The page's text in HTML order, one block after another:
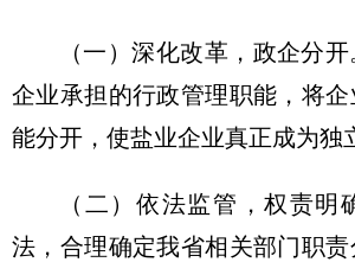
（一）深化改革，政企分开
企业承担的行政管理职能，将
能分开，使盐业企业真正成为独
（二）依法监管，权责明
法，合理确定我省相关部门职